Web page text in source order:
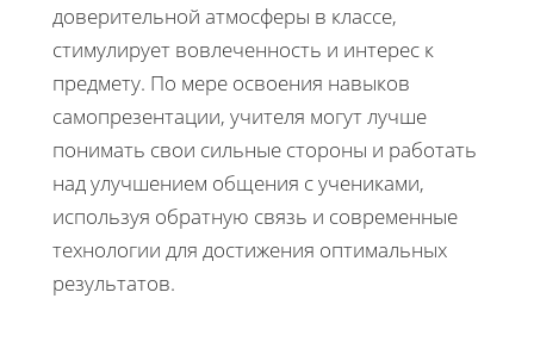
доверительной атмосферы в классе,
стимулирует вовлеченность и интерес к
предмету. По мере освоения навыков
самопрезентации, учителя могут лучше
понимать свои сильные стороны и работать
над улучшением общения с учениками,
используя обратную связь и современные
технологии для достижения оптимальных
результатов.